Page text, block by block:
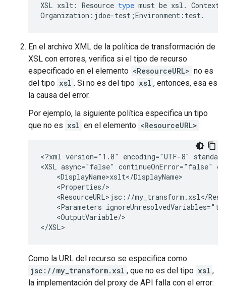
XSL xslt : Resource type must be xsl . Context
Organization : jdoe-test ;Environment : test.
En el archivo XML de la política de transformación de
XSL con errores, verifica si el tipo de recurso
especificado en el elemento <ResourceURL> no es
del tipo xsl . Si no es del tipo xsl , entonces, esa es
la causa del error.
Por ejemplo, la siguiente política especifica un tipo
que no es xsl en el elemento <ResourceURL> :
<?xml version="1.0" encoding="UTF-8"
<XSL async="false" continueOnError="false"
    <DisplayName>xslt</DisplayName>
    <Properties/>
<ResourceURL>jsc://my_transform.xsl</
<Parameters
    <OutputVariable/>
Como la URL del recurso se especifica como
jsc://my_transform.xsl , que no es del tipo xsl ,
la implementación del proxy de API falla con el error: